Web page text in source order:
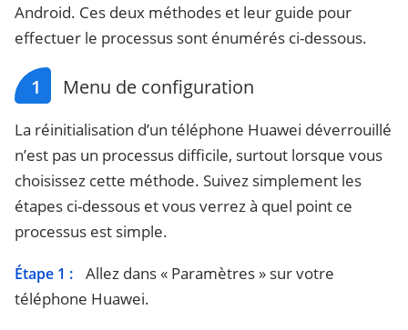
Android. Ces deux méthodes et leur guide pour
effectuer le processus sont énumérés ci-dessous.
1 Menu de configuration
La réinitialisation d’un téléphone Huawei déverrouillé
n’est pas un processus difficile, surtout lorsque vous
choisissez cette méthode. Suivez simplement les
étapes ci-dessous et vous verrez à quel point ce
processus est simple.
Étape 1 :
Allez dans « Paramètres » sur votre
téléphone Huawei.